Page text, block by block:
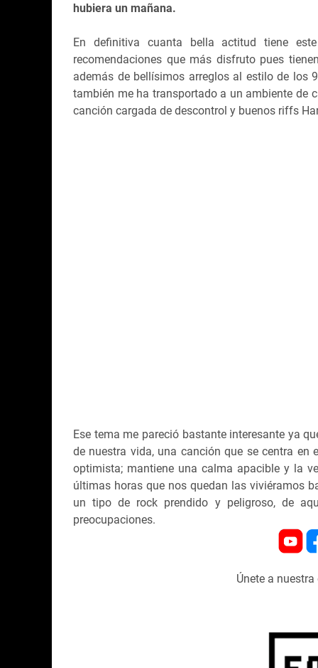
hubiera un mañana.
En definitiva cuanta bella actitud tiene
recomendaciones que más disfruto pues
además de bellísimos arreglos al estilo de los
también me ha transportado a un ambiente de
canción cargada de descontrol y buenos riffs
Ese tema me pareció bastante interesante ya
de nuestra vida, una canción que se centra
optimista; mantiene una calma apacible y la
últimas horas que nos quedan las viviéramos
un tipo de rock prendido y peligroso, de
preocupaciones.
Únete a